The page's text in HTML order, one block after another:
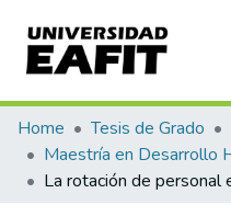
Communities & Collections
All of DSpace
Home Tesis de Grado